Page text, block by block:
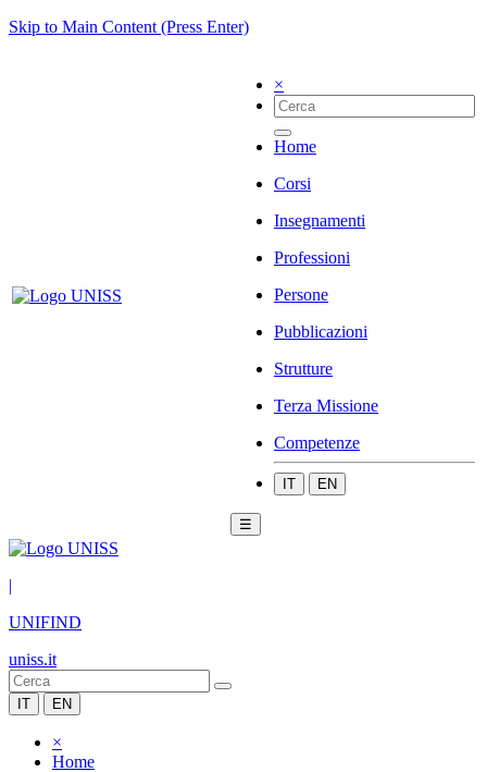
Skip to Main Content (Press Enter)
×
Home
Corsi
Insegnamenti
Professioni
Persone
Pubblicazioni
Strutture
Terza Missione
Competenze
IT EN
☰
|
UNIFIND
uniss.it
IT EN
×
Home